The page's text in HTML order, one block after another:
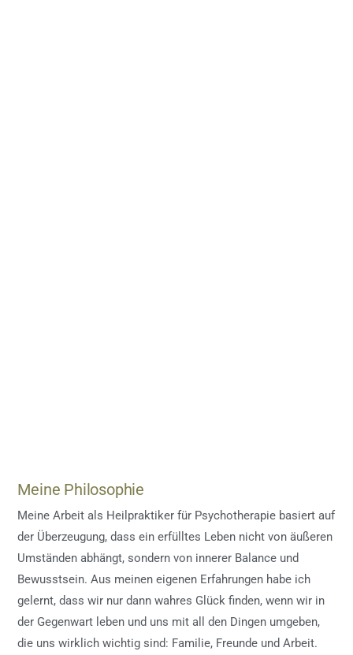
Meine Philosophie
Meine Arbeit als Heilpraktiker für Psychotherapie basiert auf
der Überzeugung, dass ein erfülltes Leben nicht von äußeren
Umständen abhängt, sondern von innerer Balance und
Bewusstsein. Aus meinen eigenen Erfahrungen habe ich
gelernt, dass wir nur dann wahres Glück finden, wenn wir in
der Gegenwart leben und uns mit all den Dingen umgeben,
die uns wirklich wichtig sind: Familie, Freunde und Arbeit.